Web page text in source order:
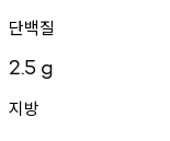
단백질
2.5 g
지방